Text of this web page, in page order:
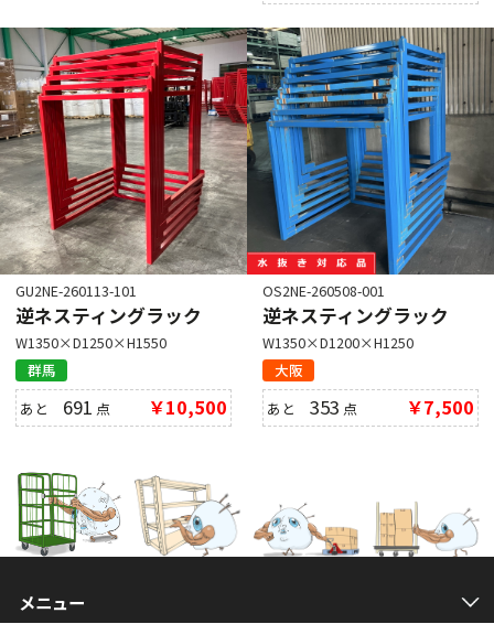
GU2NE-260113-101
逆ネスティングラック
W1350×D1250×H1550
群馬
あと 691 点 ￥10,500
OS2NE-260508-001
逆ネスティングラック
W1350×D1200×H1250
大阪
あと353 点 ￥7,500
メニュー